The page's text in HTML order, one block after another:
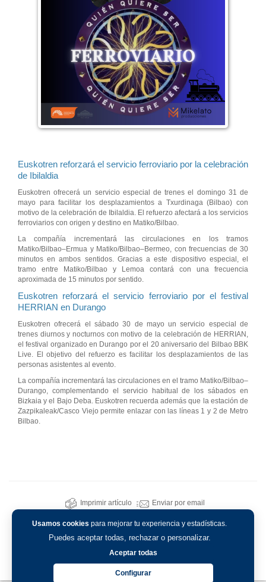
Usamos cookies para mejorar tu experiencia y estadísticas.
Puedes aceptar todas, rechazar o personalizar.
Aceptar todas
Configurar
Euskotren reforzará el servicio ferroviario por la celebración
de Ibilaldia
Euskotren ofrecerá un servicio especial de trenes el domingo 31 de
mayo para facilitar los desplazamientos a Txurdinaga (Bilbao) con
motivo de la celebración de Ibilaldia. El refuerzo afectará a los servicios
ferroviarios con origen y destino en Matiko/Bilbao.
La compañía incrementará las circulaciones en los tramos
Matiko/Bilbao–Ermua y Matiko/Bilbao–Bermeo, con frecuencias de 30
minutos en ambos sentidos. Gracias a este dispositivo especial, el
tramo entre Matiko/Bilbao y Lemoa contará con una frecuencia
aproximada de 15 minutos por sentido.
Euskotren reforzará el servicio ferroviario por el festival
HERRIAN en Durango
Euskotren ofrecerá el sábado 30 de mayo un servicio especial de
trenes diurnos y nocturnos con motivo de la celebración de HERRIAN,
el festival organizado en Durango por el 20 aniversario del Bilbao BBK
Live. El objetivo del refuerzo es facilitar los desplazamientos de las
personas asistentes al evento.
La compañía incrementará las circulaciones en el tramo Matiko/Bilbao–
Durango, complementando el servicio habitual de los sábados en
Bizkaia y el Bajo Deba. Euskotren recuerda además que la estación de
Zazpikaleak/Casco Viejo permite enlazar con las líneas 1 y 2 de Metro
Bilbao.
Imprimir artículo Enviar por email